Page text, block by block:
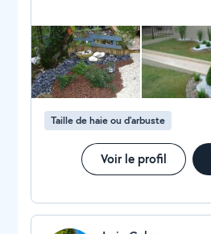
Taille de haie ou d'arbuste
Voir le profil